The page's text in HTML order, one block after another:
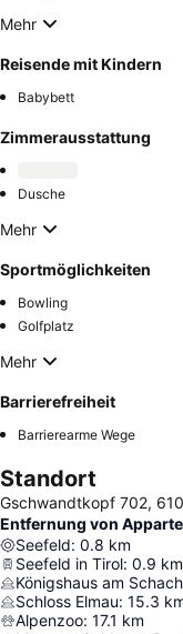
Mehr
Reisende mit Kindern
Babybett
Zimmerausstattung
Dusche
Mehr
Sportmöglichkeiten
Bowling
Golfplatz
Mehr
Barrierefreiheit
Barrierearme Wege
Standort
Gschwandtkopf 702,
Entfernung von
Seefeld: 0.8 km
Seefeld in Tirol: 0.9 km
Königshaus am
Schloss Elmau: 15.3
Alpenzoo: 17.1 km